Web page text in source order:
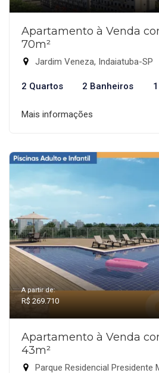
Apartamento à Venda
70m²
Jardim Veneza, Indaiatuba-SP
2 Quartos 2 Banheiros
Mais informações
A partir de:
R$ 269.710
Apartamento à Venda
43m²
Parque Residencial Presidente